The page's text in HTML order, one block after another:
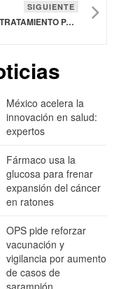
SIGUIENTE
ABBVIE DEMUESTRA LA EFICACIA DE SU TRATAMIENTO PARA LA DERMATITIS ATÓPICA EN ENSAYO FASE 3
México acelera la
innovación en salud:
expertos
Fármaco usa la
glucosa para frenar
expansión del cáncer
en ratones
OPS pide reforzar
vacunación y
vigilancia por aumento
de casos de
sarampión